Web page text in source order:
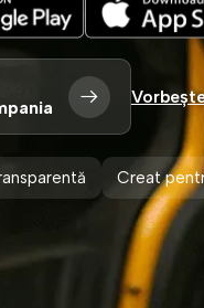
Creat